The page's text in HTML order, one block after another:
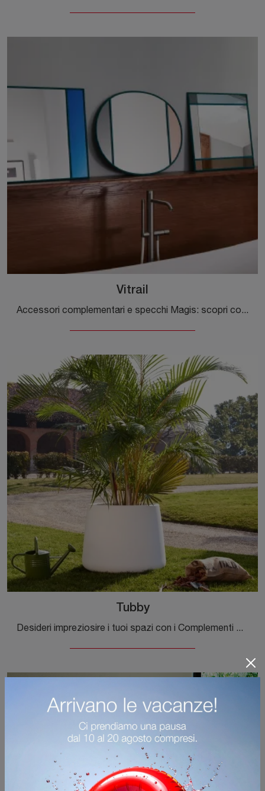
Vitrail
Accessori complementari e specchi Magis: scopri come valorizzare i tuoi spazi moderni con il modello Vitrail.
Tubby
Desideri impreziosire i tuoi spazi con i Complementi Magis? Ti presentiamo molteplici modelli di contenitori in plastica come Tubby.